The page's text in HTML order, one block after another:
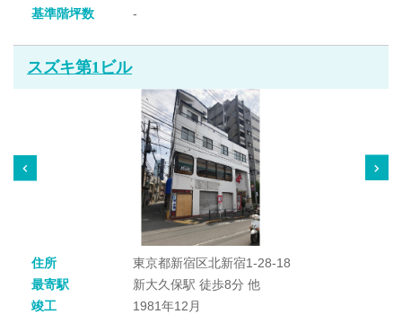
基準階坪数
-
スズキ第1ビル
住所
東京都新宿区北新宿1-28-18
最寄駅
新大久保駅 徒歩8分 他
竣工
1981年12月